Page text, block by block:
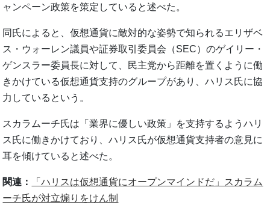
ャンペーン政策を策定していると述べた。
同氏によると、仮想通貨に敵対的な姿勢で知られるエリザベ
ス・ウォーレン議員や証券取引委員会（SEC）のゲイリー・
ゲンスラー委員長に対して、民主党から距離を置くように働
きかけている仮想通貨支持のグループがあり、ハリス氏に協
力しているという。
スカラムーチ氏は「業界に優しい政策」を支持するようハリ
ス氏に働きかけており、ハリス氏が仮想通貨支持者の意見に
耳を傾けていると述べた。
関連：
「ハリスは仮想通貨にオープンマインドだ」スカラム
ーチ氏が対立煽りをけん制